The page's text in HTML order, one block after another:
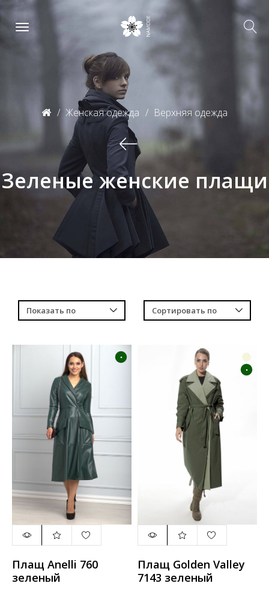
Женская одежда Верхняя одежда
Зеленые женские плащи
Плащ Anelli 760
зеленый
Плащ Golden Valley
7143 зеленый